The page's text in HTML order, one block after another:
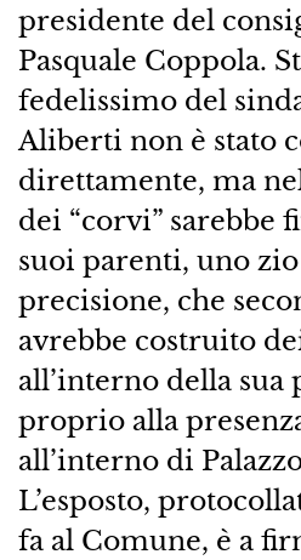
presidente del
Pasquale Coppola.
fedelissimo del
Aliberti non è stato
direttamente, ma
dei “corvi” sarebbe
suoi parenti, uno
precisione, che
avrebbe costruito
all’interno della
proprio alla
all’interno di
L’esposto,
fa al Comune, è a